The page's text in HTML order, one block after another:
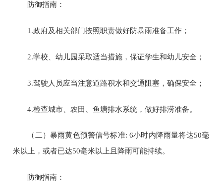
防御指南：
1.政府及相关部门按照职责做好防暴雨准备工作；
2.学校、幼儿园采取适当措施，保证学生和幼儿安全；
3.驾驶人员应当注意道路积水和交通阻塞，确保安全；
4.检查城市、农田、鱼塘排水系统，做好排涝准备。
（二）暴雨黄色预警信号标准: 6小时内降雨量将达50毫
米以上，或者已达50毫米以上且降雨可能持续。
防御指南：